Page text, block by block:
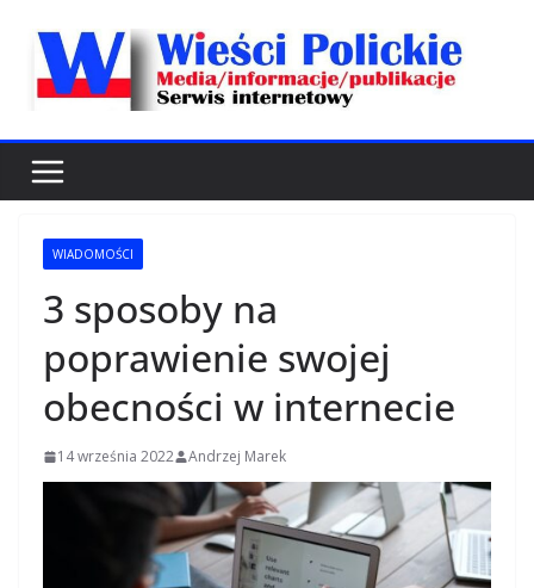
WIADOMOŚCI
3 sposoby na
poprawienie swojej
obecności w internecie
14 września 2022 Andrzej Marek